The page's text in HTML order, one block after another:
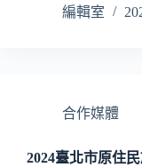
編輯室
合作媒體
2024臺北市原住